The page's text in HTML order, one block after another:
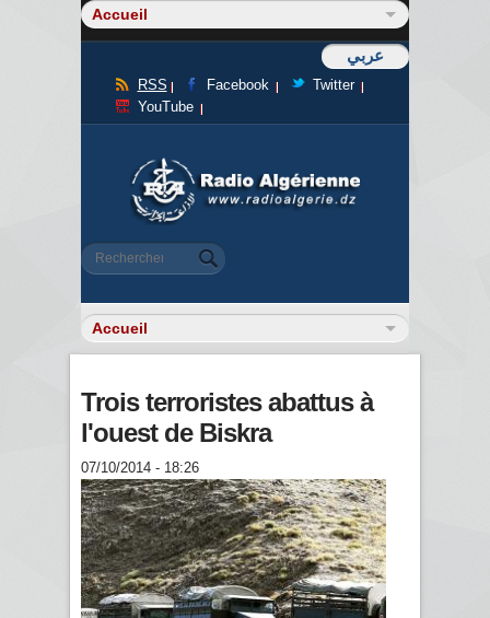
عربي
RSS Facebook
Twitter
YouTube
Formulaire de recherche
Rechercher
Trois terroristes abattus à
l'ouest de Biskra
07/10/2014 - 18:26